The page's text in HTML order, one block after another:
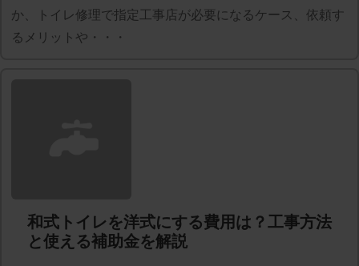
か、トイレ修理で指定工事店が必要になるケース、依頼す
るメリットや・・・
和式トイレを洋式にする費用は？工事方法
と使える補助金を解説